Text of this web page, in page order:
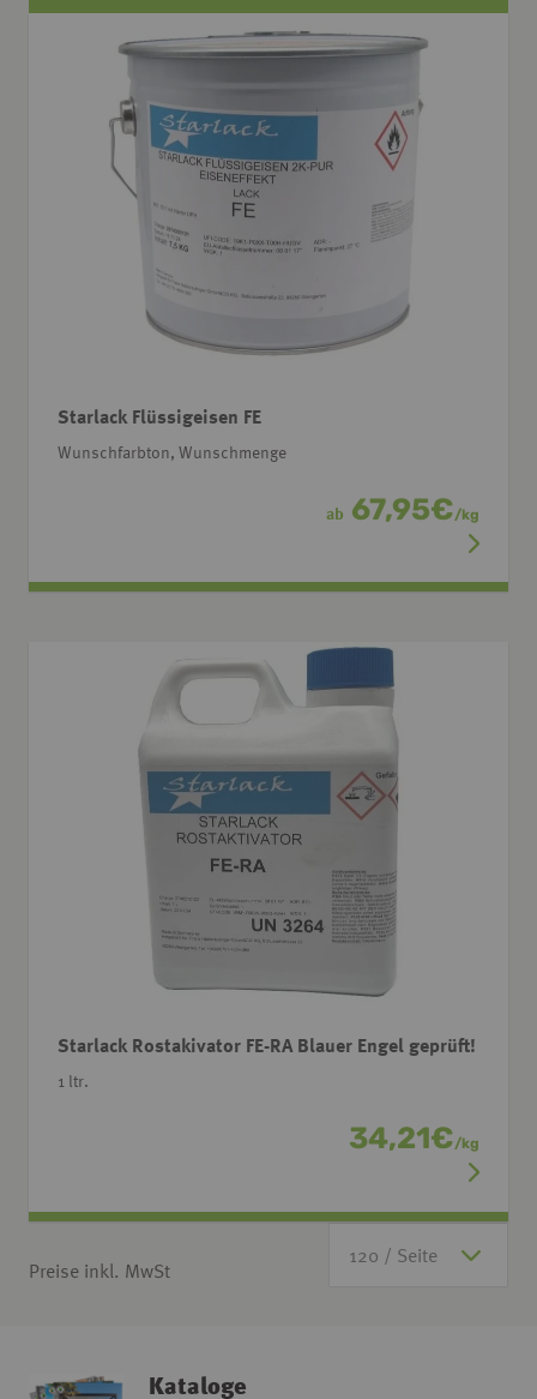
Starlack Flüssigeisen FE
Wunschfarbton, Wunschmenge
ab 67,95€/kg
Starlack Rostakivator FE-RA Blauer Engel geprüft!
1 ltr.
34,21€/kg
Preise inkl. MwSt
Kataloge